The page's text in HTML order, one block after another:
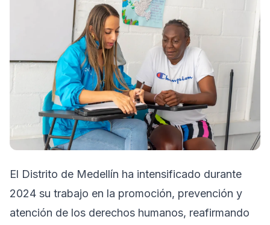
El Distrito de Medellín ha intensificado durante
2024 su trabajo en la promoción, prevención y
atención de los derechos humanos, reafirmando